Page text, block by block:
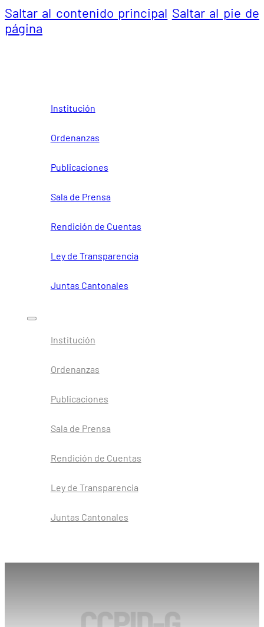
Saltar al contenido principal Saltar al pie de
página
Institución
Ordenanzas
Publicaciones
Sala de Prensa
Rendición de Cuentas
Ley de Transparencia
Juntas Cantonales
Institución
Ordenanzas
Publicaciones
Sala de Prensa
Rendición de Cuentas
Ley de Transparencia
Juntas Cantonales